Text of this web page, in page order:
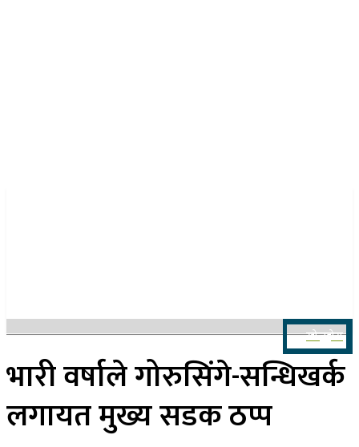
खोज्नुहोस
भारी वर्षाले गोरुसिंगे-सन्धिखर्क
लगायत मुख्य सडक ठप्प